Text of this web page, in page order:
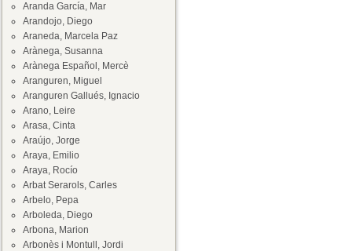
Aranda García, Mar
Arandojo, Diego
Araneda, Marcela Paz
Arànega, Susanna
Arànega Español, Mercè
Aranguren, Miguel
Aranguren Gallués, Ignacio
Arano, Leire
Arasa, Cinta
Araújo, Jorge
Araya, Emilio
Araya, Rocío
Arbat Serarols, Carles
Arbelo, Pepa
Arboleda, Diego
Arbona, Marion
Arbonès i Montull, Jordi